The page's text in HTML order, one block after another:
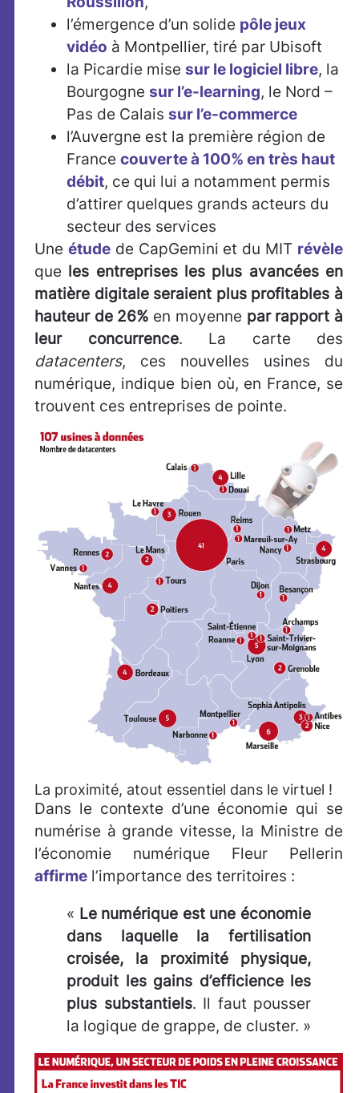
l’émergence d’un solide pôle jeux
vidéo à Montpellier, tiré par Ubisoft
la Picardie mise sur le logiciel libre, la
Bourgogne sur l’e-learning, le Nord –
Pas de Calais sur l’e-commerce
l’Auvergne est la première région de
France couverte à 100% en très haut
débit, ce qui lui a notamment permis
d’attirer quelques grands acteurs du
secteur des services
Une étudede CapGemini et du MIT révèle
que les entreprises les plus avancées en
matière digitale seraient plus profitables à
hauteur de 26% en moyenne par rapport à
leur concurrence. La carte des
datacenters, ces nouvelles usines du
numérique, indique bien où, en France, se
trouvent ces entreprises de pointe.
La proximité, atout essentiel dans le virtuel !
Dans le contexte d’une économie qui se
numérise à grande vitesse, la Ministre de
l’économie numérique Fleur Pellerin
affirme l’importance des territoires :
« Le numérique est une économie
dans laquelle la fertilisation
croisée, la proximité physique,
produit les gains d’efficience les
plus substantiels. Il faut pousser
la logique de grappe, de cluster. »